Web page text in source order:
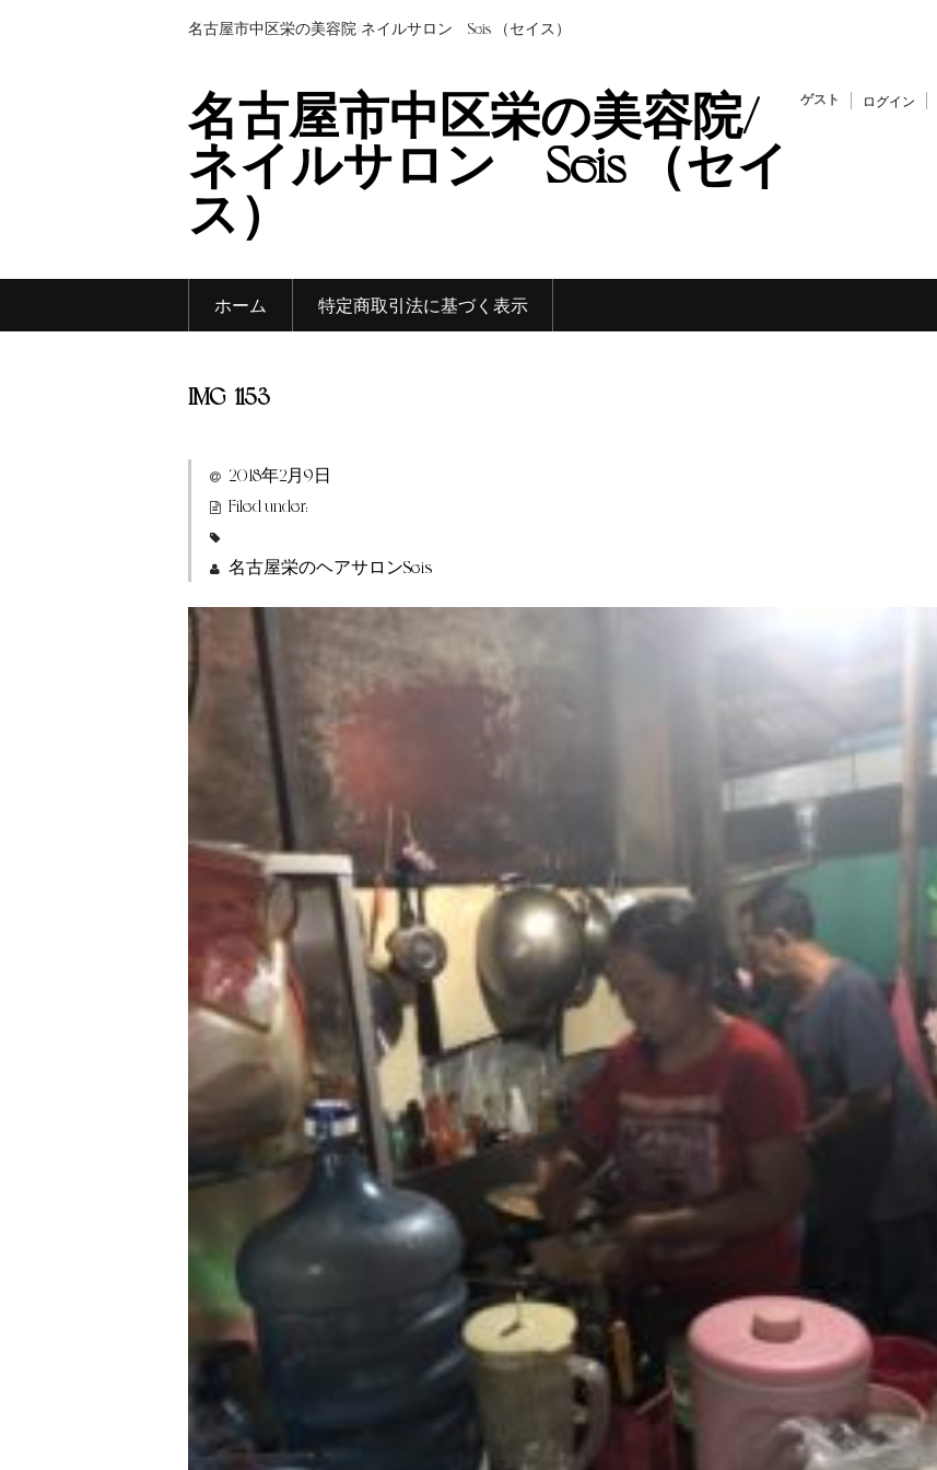
名古屋市中区栄の美容院/ネイルサロン Seis （セイス）
名古屋市中区栄の美容院/
ネイルサロン Seis （セイ
ス）
ゲスト ログイン
ホーム 特定商取引法に基づく表示
IMG_1153
2018年2月9日
Filed under:
名古屋栄のヘアサロンSeis